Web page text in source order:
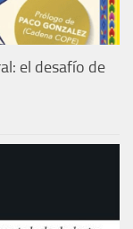
el desafío de